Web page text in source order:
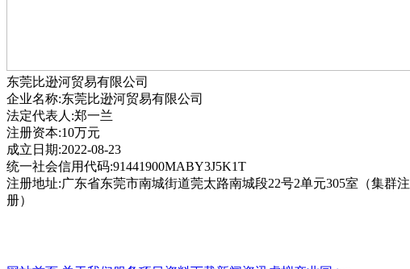
东莞比逊河贸易有限公司
企业名称:东莞比逊河贸易有限公司
法定代表人:郑一兰
注册资本:10万元
成立日期:2022-08-23
统一社会信用代码:91441900MABY3J5K1T
注册地址:广东省东莞市南城街道莞太路南城段22号2单元305室（集群注
册）